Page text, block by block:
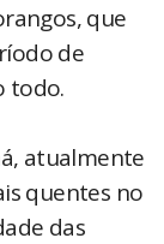
que
de
todo.
atualmente
quentes no
das